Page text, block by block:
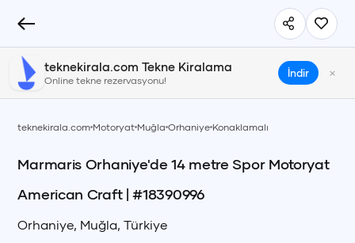
teknekirala.com Tekne Kiralama
Online tekne rezervasyonu!
İndir ×
teknekirala.com Motoryat Muğla Orhaniye Konaklamalı
Marmaris Orhaniye'de 14 metre Spor Motoryat
American Craft| #18390996
Orhaniye, Muğla,Türkiye